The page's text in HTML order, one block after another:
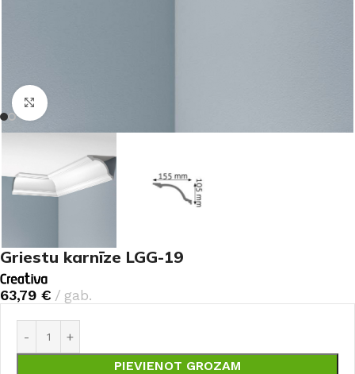
Noklikšķiniet, lai palielinātu
Griestu karnīze LGG-19
63,79 € gab.
PIEVIENOT GROZAM